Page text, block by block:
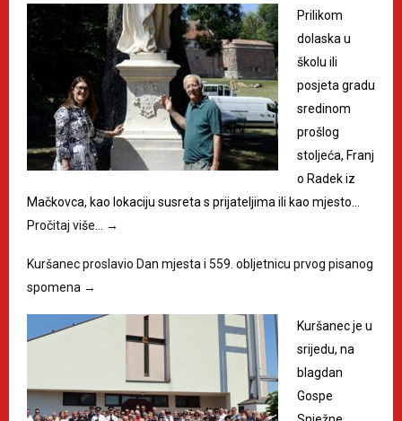
Prilikom
dolaska u
školu ili
posjeta gradu
sredinom
prošlog
stoljeća, Franj
o Radek iz
Mačkovca, kao lokaciju susreta s prijateljima ili kao mjesto…
Pročitaj više…
→
Kuršanec proslavio Dan mjesta i 559. obljetnicu prvog pisanog
spomena →
Kuršanec je u
srijedu, na
blagdan
Gospe